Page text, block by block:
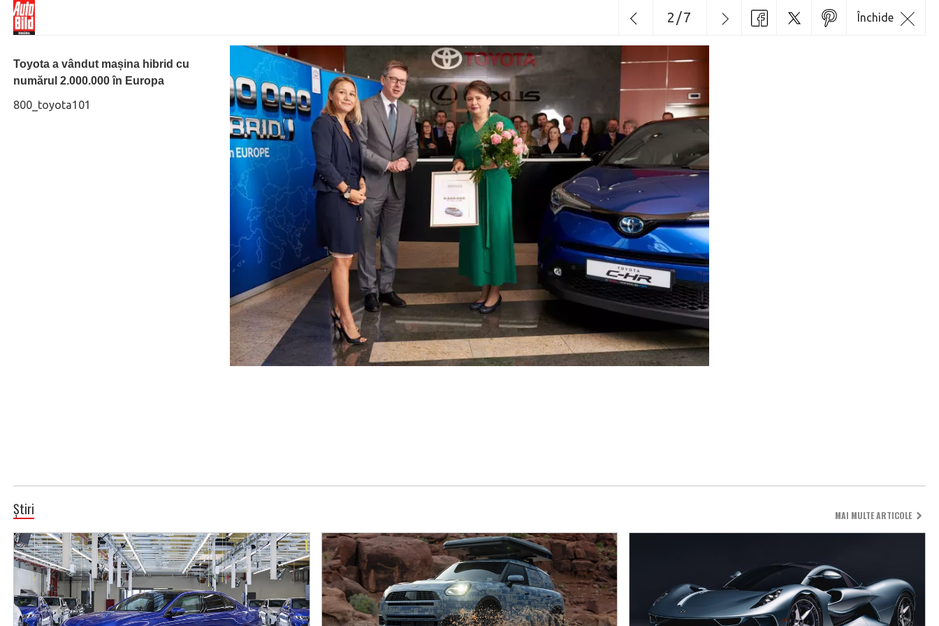
Toyota a vândut mașina hibrid cu
numărul 2.000.000 în Europa
800_toyota101
Închide
2 /7
Știri MAI MULTE ARTICOLE